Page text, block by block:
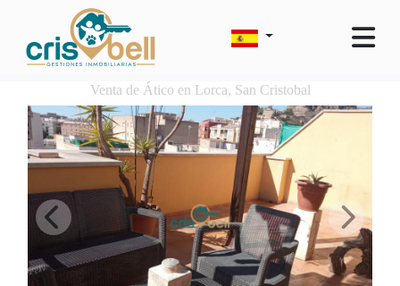
Venta de Ático en Lorca, San Cristobal